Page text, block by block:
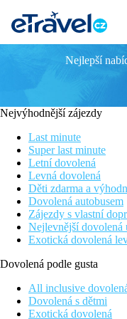
db San Antonio
Velmi kvalitní služby
Bohatý program all
Skvělý výchozí bod
Poloha
V letovisku Qawra
Vybavení
Vstupní hala s
kauci.
Pokoje
Standard Room
Nejlepší
Nejvýhodnější zájezdy
Last minute
Super last minute
Letní dovolená
Levná dovolená
Děti zdarma a
Dovolená autobusem
Zájezdy s vlastní
Nejlevnější dovolená
Exotická dovolená
Dovolená podle gusta
All inclusive
Dovolená s dětmi
Exotická dovolená